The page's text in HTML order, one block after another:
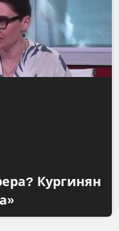
Кургинян